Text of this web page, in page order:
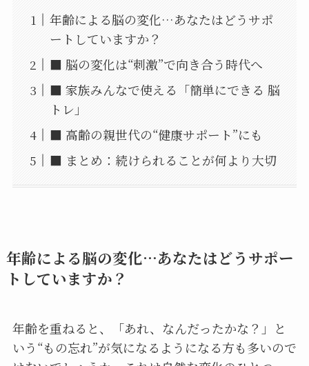
年齢による脳の変化…あなたはどうサポ
ートしていますか？
■ 脳の変化は“刺激”で向き合う時代へ
■ 家族みんなで使える「簡単にできる 脳
トレ」
■ 高齢の親世代の“健康サポート”にも
■ まとめ：続けられることが何より大切
年齢による脳の変化…あなたはどうサポー
トしていますか？
年齢を重ねると、「あれ、なんだったかな？」と
いう“もの忘れ”が気になるようになる方も多いので